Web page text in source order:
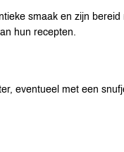
smaak en zijn
hun recepten.
eventueel met een